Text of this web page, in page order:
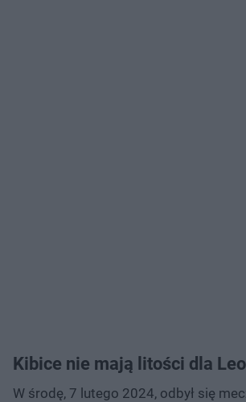
Kibice nie mają litości dla
W środę, 7 lutego 2024, odbył się